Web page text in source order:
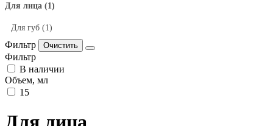
Для лица (1)
Для губ (1)
Фильтр
Фильтр
В наличии
Объем, мл
15